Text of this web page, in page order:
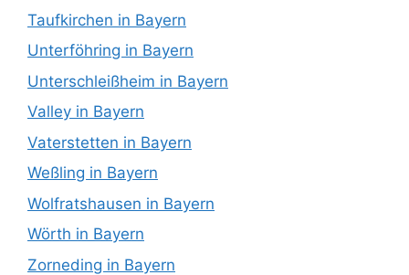
Taufkirchen in Bayern
Unterföhring in Bayern
Unterschleißheim in Bayern
Valley in Bayern
Vaterstetten in Bayern
Weßling in Bayern
Wolfratshausen in Bayern
Wörth in Bayern
Zorneding in Bayern